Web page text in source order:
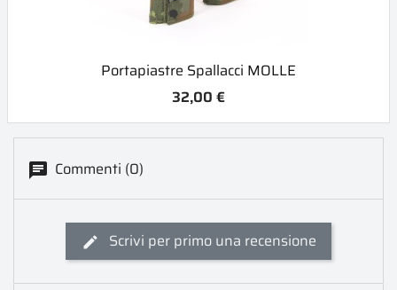
Portapiastre Spallacci MOLLE
32,00 €
Commenti (0)
Scrivi per primo una recensione